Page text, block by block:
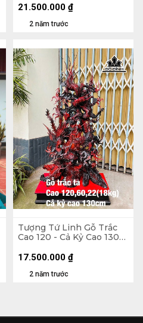
Cao 20
2 năm trước
21.500.000 ₫
Tượng Tứ Linh Gỗ Trắc
Cao 120 - Cả Kỷ Cao 130
2 năm trước
17.500.000 ₫